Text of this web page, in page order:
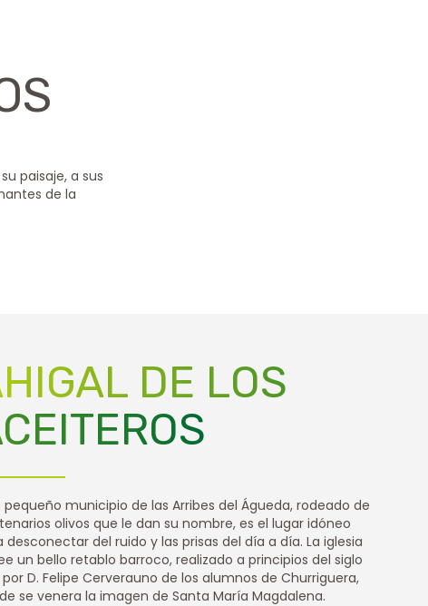
paisaje, a sus
de la
DE LOS
pequeño municipio de las Arribes del Águeda, rodeado de
olivos que le dan su nombre, es el lugar idóneo
desconectar del ruido y las prisas del día a día. La iglesia
un bello retablo barroco, realizado a principios del siglo
por D. Felipe Cerverauno de los alumnos de Churriguera,
se venera la imagen de Santa María Magdalena.